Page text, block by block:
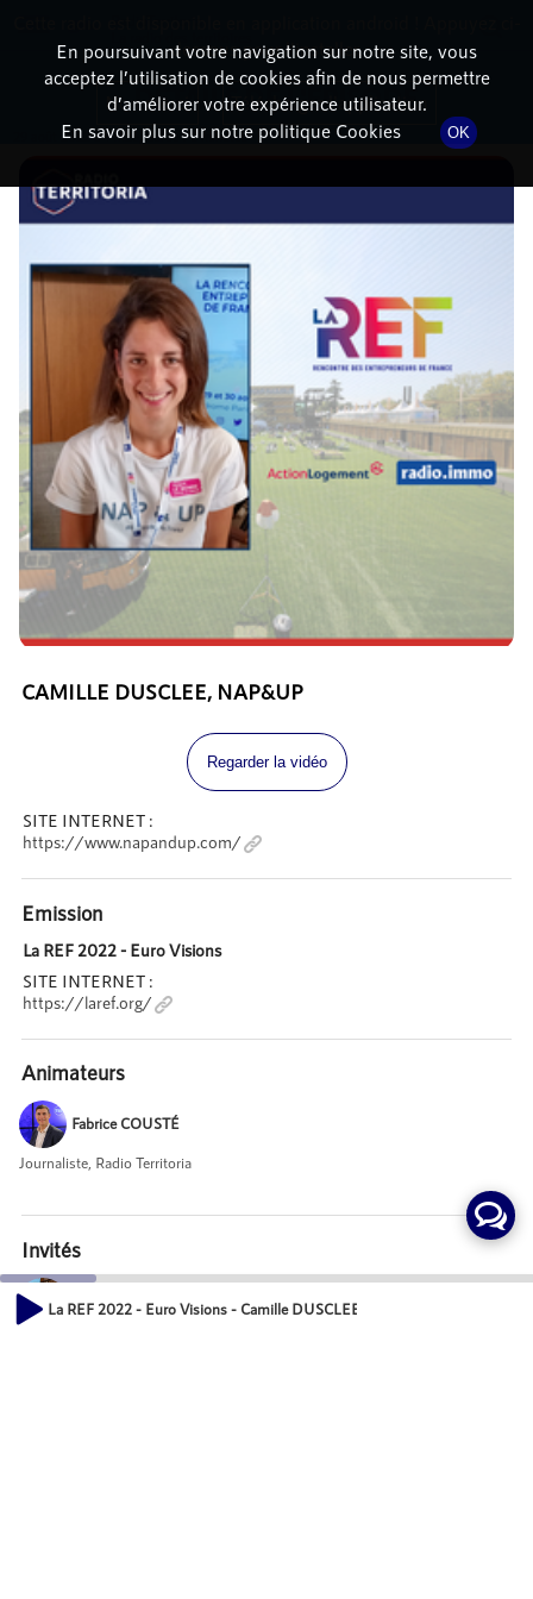
DÉTAILS DE L'ÉPISODE
29 août 2022à 14h26 , durée : 6 minutes
CAMILLE DUSCLEE, NAP&UP
Regarder la vidéo
SITE INTERNET :
https://www.napandup.com/
Emission
La REF 2022 - Euro Visions
SITE INTERNET :
https://laref.org/
Animateurs
Fabrice COUSTÉ
Journaliste, Radio Territoria
Invités
Camille DUSCLEE
La REF 2022 - Euro Visions - Camille DUSCLEE, NAP&UP
En poursuivant votre navigation sur notre site, vous
acceptez l’utilisation de cookies afin de nous permettre
d’améliorer votre expérience utilisateur.
En savoir plus sur notre politique Cookies
OK
dessous pour l'installer.
Non merci Télécharger l'application